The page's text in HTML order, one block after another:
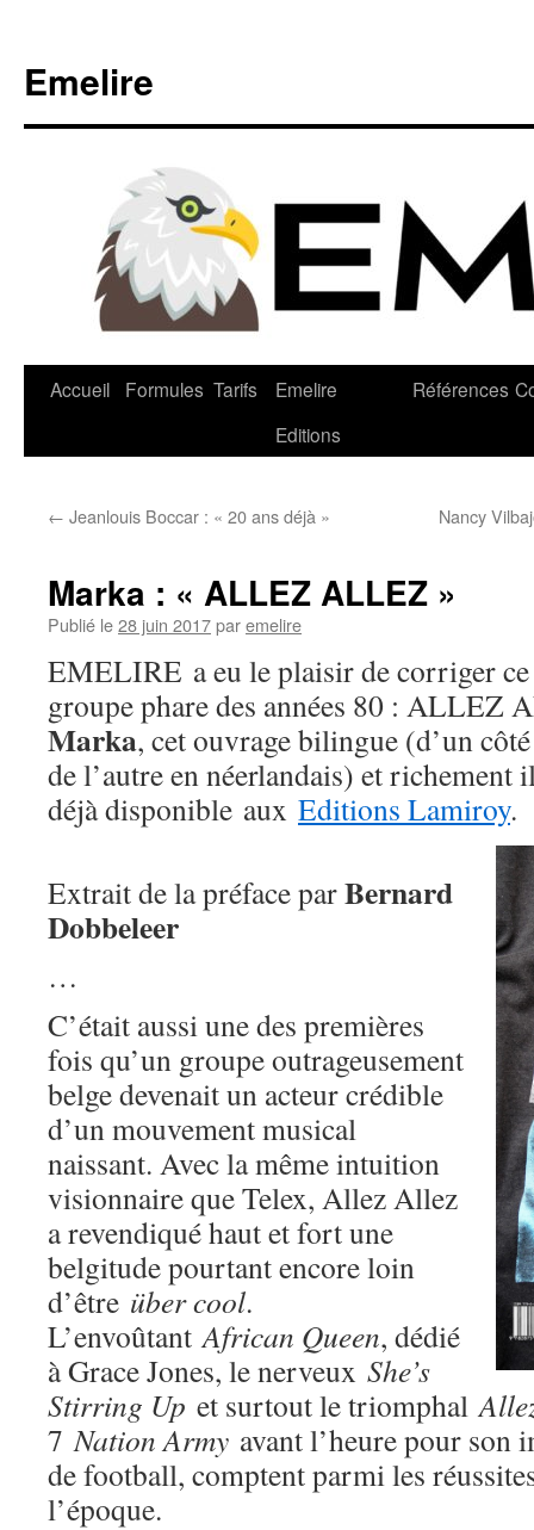
Emelire
Accueil Formules Tarifs
Emelire
Editions
Références
← Jeanlouis Boccar : « 20 ans déjà » Nancy
Marka : « ALLEZ ALLEZ »
Publié le28 juin 2017paremelire
EMELIRE a eu le plaisir de corriger
groupe phare des années 80 : ALLEZ
Marka, cet ouvrage bilingue (d’un
de l’autre en néerlandais) et richement
déjà disponible aux Editions Lamiroy.
Extrait de la préface parBernard
Dobbeleer
…
C’était aussi une des premières
fois qu’un groupe outrageusement
belge devenait un acteur crédible
d’un mouvement musical
naissant. Avec la même intuition
visionnaire que Telex, Allez Allez
a revendiqué haut et fort une
belgitude pourtant encore loin
d’être über cool.
L’envoûtantAfrican Queen, dédié
à Grace Jones, le nerveux She’s
Stirring Up et surtout le triomphal
7Nation Army avant l’heure pour son
de football, comptent parmi les
l’époque.